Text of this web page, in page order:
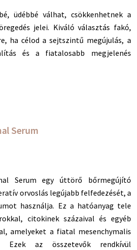
üdébbé válhat, csökkenhetnek a
jelei. Kiváló választás fakó,
ha célod a sejtszintű megújulás, a
és a fiatalosabb megjelenés
Serum
Serum egy úttörő bőrmegújító
orvoslás legújabb felfedezését, a
használja. Ez a hatóanyag tele
citokinek százaival és egyéb
amelyeket a fiatal mesenchymalis
Ezek az összetevők rendkívül